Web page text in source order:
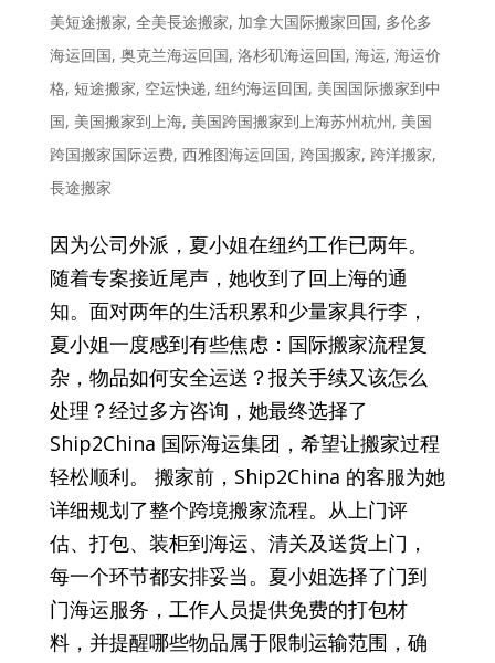
美短途搬家, 全美長途搬家, 加拿大国际搬家回国, 多伦多
海运回国, 奥克兰海运回国, 洛杉矶海运回国, 海运, 海运价
格, 短途搬家, 空运快递, 纽约海运回国, 美国国际搬家到中
国, 美国搬家到上海, 美国跨国搬家到上海苏州杭州, 美国
跨国搬家国际运费, 西雅图海运回国, 跨国搬家, 跨洋搬家,
長途搬家
因为公司外派，夏小姐在纽约工作已两年。
随着专案接近尾声，她收到了回上海的通
知。面对两年的生活积累和少量家具行李，
夏小姐一度感到有些焦虑：国际搬家流程复
杂，物品如何安全运送？报关手续又该怎么
处理？经过多方咨询，她最终选择了
Ship2China 国际海运集团，希望让搬家过程
轻松顺利。 搬家前，Ship2China 的客服为她
详细规划了整个跨境搬家流程。从上门评
估、打包、装柜到海运、清关及送货上门，
每一个环节都安排妥当。夏小姐选择了门到
门海运服务，工作人员提供免费的打包材
料，并提醒哪些物品属于限制运输范围，确